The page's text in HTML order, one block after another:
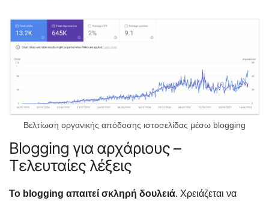
Βελτίωση οργανικής απόδοσης ιστοσελίδας μέσω blogging
Blogging για αρχάριους –
Τελευταίες λέξεις
Το blogging απαιτεί σκληρή δουλειά. Χρειάζεται να